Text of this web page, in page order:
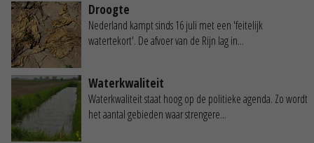
Droogte
Nederland kampt sinds 16 juli met een 'feitelijk
watertekort'. De afvoer van de Rijn lag in...
Waterkwaliteit
Waterkwaliteit staat hoog op de politieke agenda. Zo wordt
het aantal gebieden waar strengere...